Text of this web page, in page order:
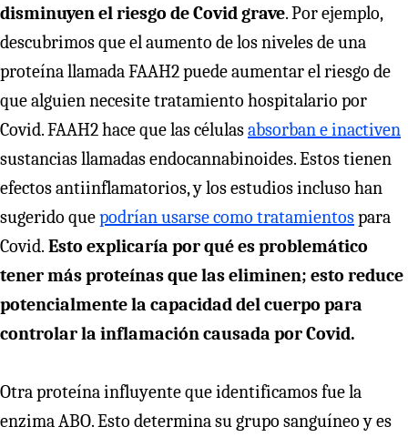
disminuyen el riesgo de Covid grave. Por ejemplo,
descubrimos que el aumento de los niveles de una
proteína llamada FAAH2 puede aumentar el riesgo de
que alguien necesite tratamiento hospitalario por
Covid. FAAH2 hace que las célulasabsorban e inactiven
sustancias llamadas endocannabinoides. Estos tienen
efectos antiinflamatorios, y los estudios incluso han
sugerido quepodrían usarse como tratamientospara
Covid. Esto explicaría por qué es problemático
tener más proteínas que las eliminen; esto reduce
potencialmente la capacidad del cuerpo para
controlar la inflamación causada por Covid.
Otra proteína influyente que identificamos fue la
enzima ABO. Esto determina su grupo sanguíneo y es